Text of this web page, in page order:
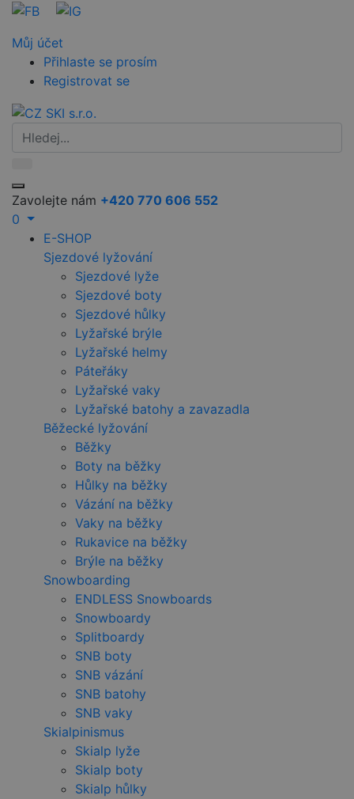
Můj účet
Přihlaste se prosím
Registrovat se
Zavolejte nám +420 770 606 552
0
E-SHOP
Sjezdové lyžování
Sjezdové lyže
Sjezdové boty
Sjezdové hůlky
Lyžařské brýle
Lyžařské helmy
Páteřáky
Lyžařské vaky
Lyžařské batohy a zavazadla
Běžecké lyžování
Běžky
Boty na běžky
Hůlky na běžky
Vázání na běžky
Vaky na běžky
Rukavice na běžky
Brýle na běžky
Snowboarding
ENDLESS Snowboards
Snowboardy
Splitboardy
SNB boty
SNB vázání
SNB batohy
SNB vaky
Skialpinismus
Skialp lyže
Skialp boty
Skialp hůlky